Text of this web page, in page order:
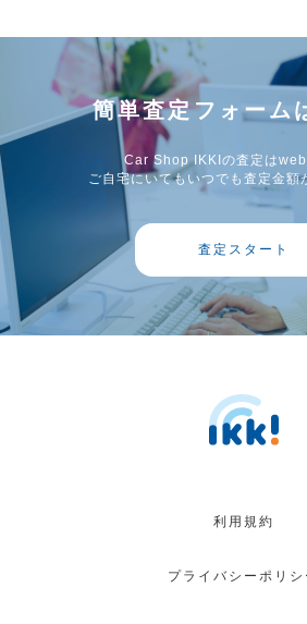
簡単査定フォーム
Car Shop IKKIの査定は
ご自宅にいてもいつでも査定金額
査定スタート
利用規約
プライバシーポリシ